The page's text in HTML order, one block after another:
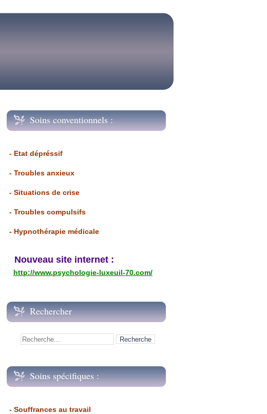
Soins conventionnels :
- Etat dépréssif
- Troubles anxieux
- Situations de crise
- Troubles compulsifs
- Hypnothérapie médicale
Nouveau site internet :
http://www.psychologie-luxeuil-70.com/
Rechercher
Soins spécifiques :
- Souffrances au travail